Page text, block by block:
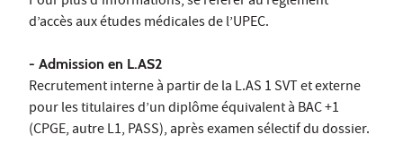
d’accès aux études médicales de l’UPEC.
- Admission en L.AS2
Recrutement interne à partir de la L.AS 1 SVT et externe
pour les titulaires d’un diplôme équivalent à BAC +1
(CPGE, autre L1, PASS), après examen sélectif du dossier.